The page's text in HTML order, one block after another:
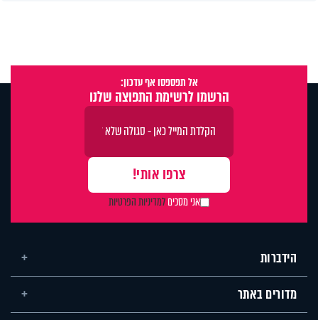
אל תפספסו אף עדכון:
הרשמו לרשימת התפוצה שלנו
אני מסכיםלמדיניות הפרטיות
הידברות
מדורים באתר